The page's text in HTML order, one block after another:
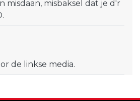
misdaan, misbaksel dat je d'r
de linkse media.